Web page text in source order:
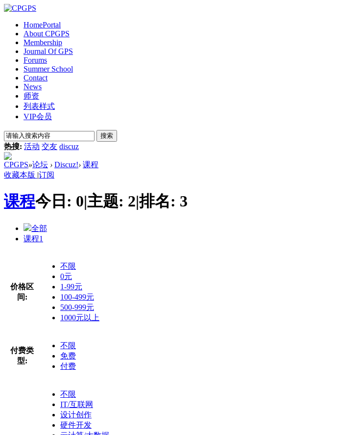
HomePortal
About CPGPS
Membership
Journal Of GPS
Forums
Summer School
Contact
News
师资
列表样式
VIP会员
搜索
热搜: 活动 交友 discuz
CPGPS»论坛 › Discuz!› 课程
收藏本版 |订阅
课程今日: 0|主题: 2|排名: 3
全部
课程1
价格区
间:
不限
0元
1-99元
100-499元
500-999元
1000元以上
付费类
型:
不限
免费
付费
不限
IT/互联网
设计创作
硬件开发